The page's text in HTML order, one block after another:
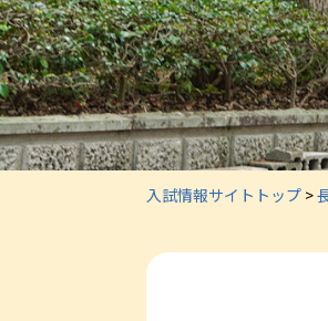
入試情報サイトトップ >